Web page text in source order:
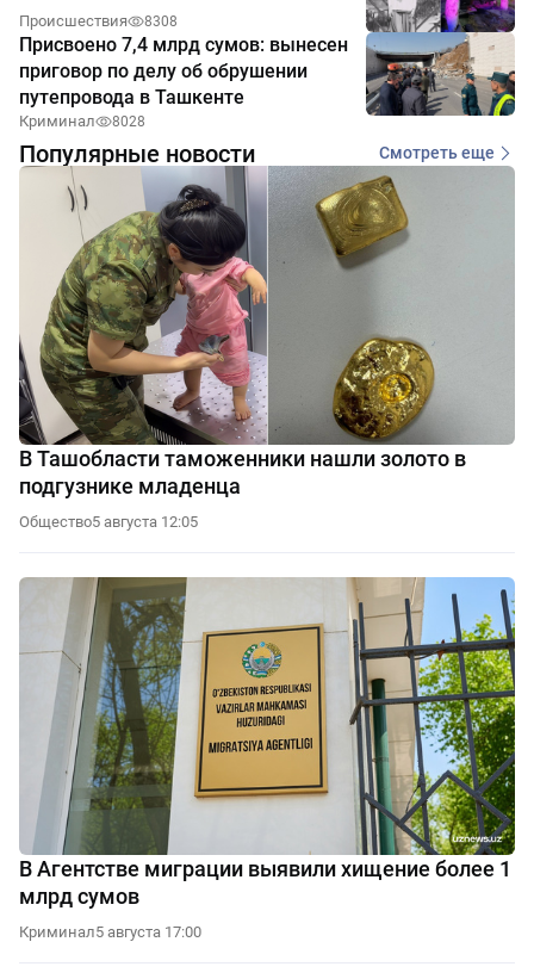
Происшествия 8308
Присвоено 7,4 млрд сумов: вынесен
приговор по делу об обрушении
путепровода в Ташкенте
Криминал 8028
Популярные новости Смотреть еще
В Ташобласти таможенники нашли золото в
подгузнике младенца
Общество5 августа 12:05
В Агентстве миграции выявили хищение более 1
млрд сумов
Криминал5 августа 17:00